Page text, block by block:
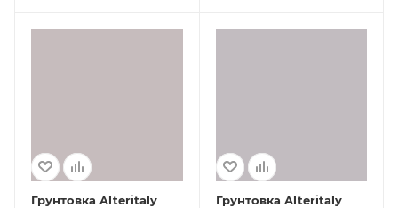
Грунтовка Alteritaly
Грунтовка Alteritaly